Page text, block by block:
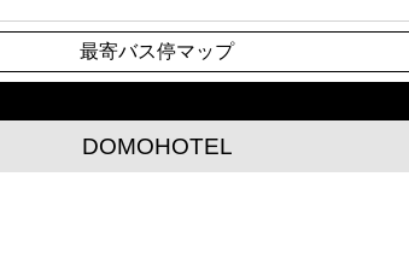
最寄バス停マップ
DOMOHOTEL